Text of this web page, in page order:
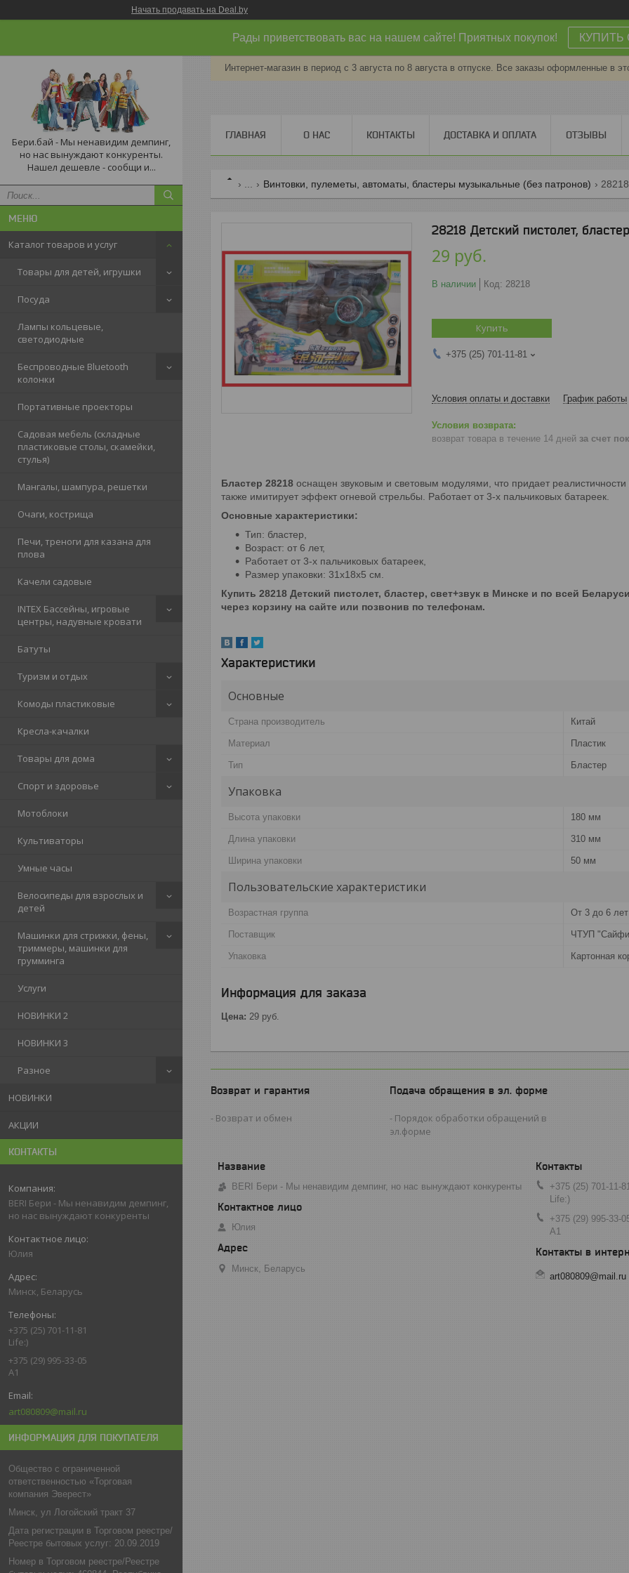
Начать продавать на Deal.by
Рады приветствовать вас на нашем сайте! Приятных покупок! КУПИТЬ
Бери.бай - Мы ненавидим демпинг,
но нас вынуждают конкуренты.
Нашел дешевле - сообщи и...
Каталог товаров и услуг
Товары для детей, игрушки
Посуда
Лампы кольцевые,
светодиодные
Беспроводные Bluetooth
колонки
Портативные проекторы
Садовая мебель (складные
пластиковые столы, скамейки,
стулья)
Мангалы, шампура, решетки
Очаги, кострища
Печи, треноги для казана для
плова
Качели садовые
INTEX Бассейны, игровые
центры, надувные кровати
Батуты
Туризм и отдых
Комоды пластиковые
Кресла-качалки
Товары для дома
Спорт и здоровье
Мотоблоки
Культиваторы
Умные часы
Велосипеды для взрослых и
детей
Машинки для стрижки, фены,
триммеры, машинки для
грумминга
Услуги
НОВИНКИ 2
НОВИНКИ 3
Разное
НОВИНКИ
АКЦИИ
КОНТАКТЫ
BERI Бери - Мы ненавидим демпинг,
но нас вынуждают конкуренты
Юлия
Минск, Беларусь
+375 (25) 701-11-81
Life:)
+375 (29) 995-33-05
A1
art080809@mail.ru
ИНФОРМАЦИЯ ДЛЯ ПОКУПАТЕЛЯ
Общество с ограниченной
ответственностью «Торговая
компания Эверест»
Минск, ул Логойский тракт 37
Дата регистрации в Торговом реестре/
Реестре бытовых услуг: 20.09.2019
Номер в Торговом реестре/Реестре
Интернет-магазин в период с 3 августа по 8 августа в отпуске. Все заказы оформленные в
ГЛАВНАЯ О НАС КОНТАКТЫ ДОСТАВКА И ОПЛАТА ОТЗЫВЫ
Винтовки, пулеметы, автоматы, бластеры музыкальные (без патронов)
28218 Детский пистолет,
29 руб.
В наличии Код: 28218
Купить
+375 (25) 701-11-81
Условия оплаты и доставки График работы
возврат товара в течение 14 дней за счет
Бластер 28218 оснащен звуковым и световым модулями, что придает реалистичности
также имитирует эффект огневой стрельбы. Работает от 3-х пальчиковых батареек.
Основные характеристики:
Тип: бластер,
Возраст: от 6 лет,
Работает от 3-х пальчиковых батареек,
Размер упаковки: 31х18х5 см.
Купить 28218 Детский пистолет, бластер, свет+звук в Минске и по всей
через корзину на сайте или позвонив по телефонам.
Характеристики
Основные
Страна производитель Китай
Материал Пластик
Тип Бластер
Упаковка
Высота упаковки 180 мм
Длина упаковки 310 мм
Ширина упаковки 50 мм
Пользовательские характеристики
Возрастная группа От 3 до 6 лет
Поставщик ЧТУП "Сайфи
Упаковка Картонная
Информация для заказа
Цена: 29 руб.
Возврат и гарантия
Возврат и обмен
Подача обращения в эл. форме
Порядок обработки обращений в
эл.форме
BERI Бери - Мы ненавидим демпинг, но нас вынуждают конкуренты
Юлия
Минск, Беларусь
+375 (25) 701-11-81
Life:)
+375 (29) 995-33-
A1
art080809@mail.ru